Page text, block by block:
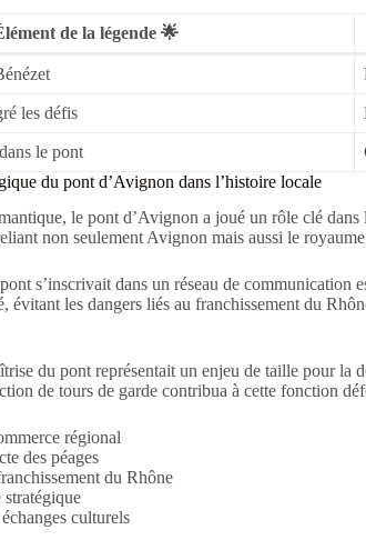
de la légende 🌟
les défis
le pont
du pont d’Avignon dans l’histoire locale
le pont d’Avignon a joué un rôle clé
non seulement Avignon mais aussi le
s’inscrivait dans un réseau de communication
évitant les dangers liés au franchissement du
du pont représentait un enjeu de taille pour la
de tours de garde contribua à cette fonction
régional
des péages
du Rhône
culturels